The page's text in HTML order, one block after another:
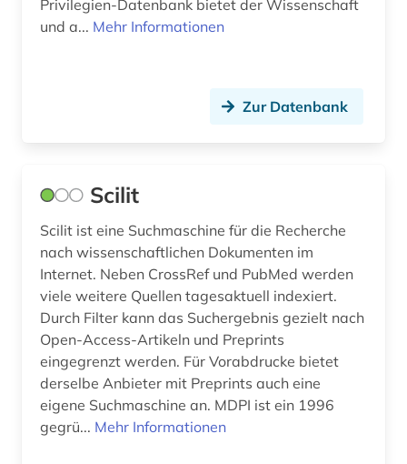
pharmazie (11)
politologie (1)
polymere (1)
polymerer werkstoff (1)
polymerwerkstoff (1)
produkt (1)
Privilegien-Datenbank bietet der Wissenschaft
und a... Mehr Informationen
Zur Datenbank
Scilit
Scilit ist eine Suchmaschine für die Recherche
nach wissenschaftlichen Dokumenten im
Internet. Neben CrossRef und PubMed werden
viele weitere Quellen tagesaktuell indexiert.
Durch Filter kann das Suchergebnis gezielt nach
Open-Access-Artikeln und Preprints
eingegrenzt werden. Für Vorabdrucke bietet
derselbe Anbieter mit Preprints auch eine
eigene Suchmaschine an. MDPI ist ein 1996
gegrü... Mehr Informationen